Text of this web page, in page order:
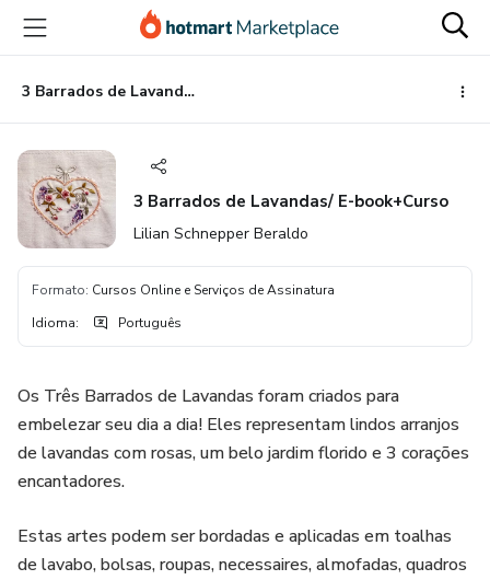
para
conteúdo
principal
para
pagamento
para
rodapé
3 Barrados de Lavandas/ E-book+Curso
3 Barrados de Lavandas/ E-book+Curso
Lilian Schnepper Beraldo
Formato: Cursos Online e Serviços de Assinatura
Idioma: Português
Os Três Barrados de Lavandas foram criados para
embelezar seu dia a dia! Eles representam lindos arranjos
de lavandas com rosas, um belo jardim florido e 3 corações
encantadores.
Estas artes podem ser bordadas e aplicadas em toalhas
de lavabo, bolsas, roupas, necessaires, almofadas, quadros